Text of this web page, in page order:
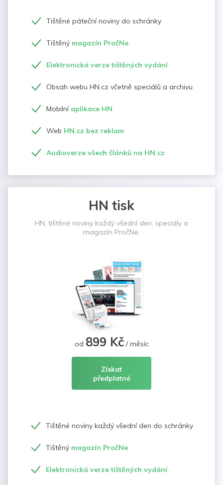
Tištěné páteční noviny do schránky
Tištěný magazín PročNe
Elektronická verze tištěných vydání
Obsah webu HN.cz včetně speciálů a archivu
Mobilní aplikace HN
Web HN.cz bez reklam
Audioverze všech článků na HN.cz
HN tisk
HN, tištěné noviny každý všední den, speciály a
magazín PročNe.
od 899 Kč/ měsíc
Získat
předplatné
Tištěné noviny každý všední den do schránky
Tištěný magazín PročNe
Elektronická verze tištěných vydání